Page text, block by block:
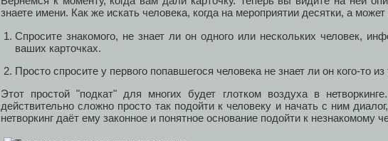
знаете имени. Как же искать человека, когда на мероприятии десятки, а может
Спросите знакомого, не знает ли он одного или нескольких человек,
ваших карточках.
Просто спросите у первого попавшегося человека не знает ли он кого-то из
Этот простой "подкат" для многих будет глотком воздуха в
действительно сложно просто так подойти к человеку и начать с ним
нетворкинг даёт ему законное и понятное основание подойти к незнакомому